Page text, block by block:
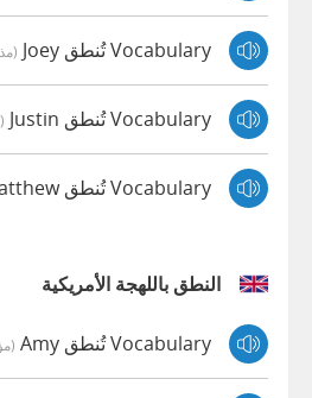
Vocabulary تُنطق Joey
Vocabulary تُنطق Justin
Vocabulary تُنطق Matthew
النطق باللهجة الأمريكية
Vocabulary تُنطق Amy